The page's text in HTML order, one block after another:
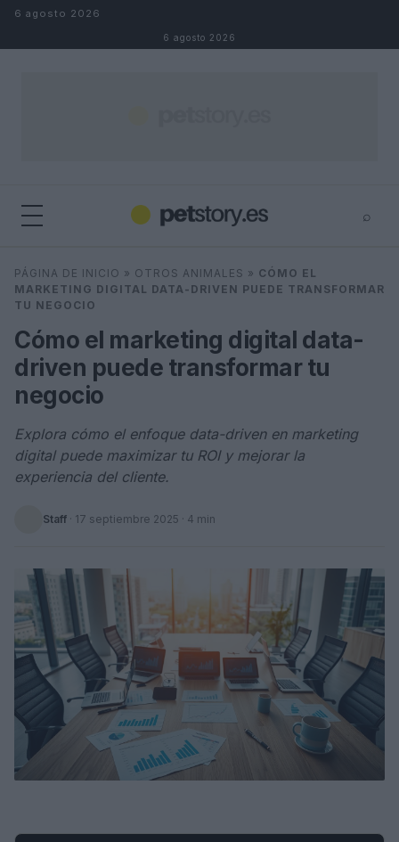
Saltar al contenido
6 agosto 2026
6 agosto 2026
⌕
Buscar
PÁGINA DE INICIO » OTROS ANIMALES » CÓMO EL
MARKETING DIGITAL DATA-DRIVEN PUEDE TRANSFORMAR
TU NEGOCIO
Cómo el marketing digital data-
driven puede transformar tu
negocio
Explora cómo el enfoque data-driven en marketing
digital puede maximizar tu ROI y mejorar la
experiencia del cliente.
Staff · 17 septiembre 2025 · 4 min